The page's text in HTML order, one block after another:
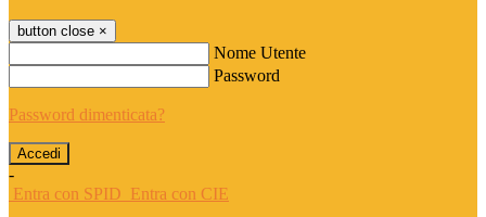
button close ×
Nome Utente
Password
Password dimenticata?
-
Entra con SPID Entra con CIE